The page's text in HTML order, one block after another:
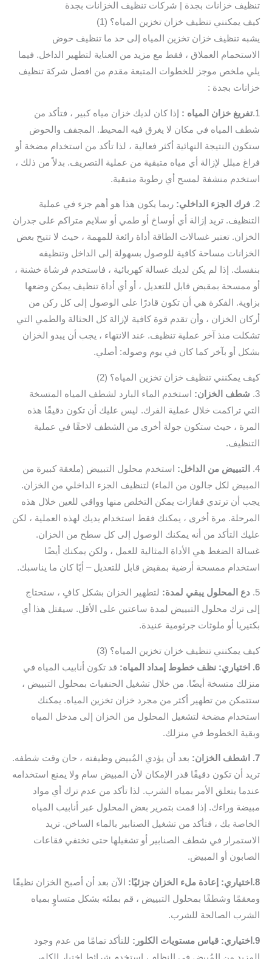
تنظيف خزانات بجدة | شركات تنظيف الخزانات بجدة
كيف يمكنني تنظيف خزان تخزين المياه؟ (1)
يشبه تنظيف خزان تخزين المياه إلى حد ما تنظيف حوض
الاستحمام العملاق ، فقط مع مزيد من العناية لتطهير الداخل. فيما
يلي ملخص موجز للخطوات المتبعة مقدم من افضل شركة تنظيف
خزانات بجدة :
1. تفريغ خزان المياه : إذا كان لديك خزان مياه كبير ، فتأكد من
شطف المياه في مكان لا يغرق فيه المحيط. المجفف والحوض
ستكون النتيجة النهائية أكثر فعالية ، لذا تأكد من استخدام مضخة أو
فراغ مبلل لإزالة أي مياه متبقية من عملية التصريف. بدلاً من ذلك ،
استخدم منشفة لمسح أي رطوبة متبقية.
2. فرك الجزء الداخلي: ربما يكون هذا هو أهم جزء في عملية
التنظيف. تريد إزالة أي أوساخ أو طمي أو سلايم متراكم على جدران
الخزان. تعتبر غسالات الطاقة أداة رائعة للمهمة ، حيث لا تتيح بعض
الخزانات مساحة كافية للوصول بسهولة إلى الداخل وتنظيفه
بنفسك. إذا لم يكن لديك غسالة كهربائية ، فاستخدم فرشاة خشنة ،
أو ممسحة بمقبض قابل للتعديل ، أو أي أداة تنظيف يمكن وضعها
بزاوية. الفكرة هي أن تكون قادرًا على الوصول إلى كل ركن من
أركان الخزان ، وأن تقدم قوة كافية لإزالة كل الحثالة والطمي التي
تشكلت منذ آخر عملية تنظيف. عند الانتهاء ، يجب أن يبدو الخزان
بشكل أو بآخر كما كان في يوم وصوله: أصلي.
كيف يمكنني تنظيف خزان تخزين المياه؟ (2)
3. شطف الخزان: استخدم الماء البارد لشطف المياه المتسخة
التي تراكمت خلال عملية الفرك. ليس عليك أن تكون دقيقًا هذه
المرة ، حيث ستكون جولة أخرى من الشطف لاحقًا في عملية
التنظيف.
4. التبييض من الداخل: استخدم محلول التبييض (ملعقة كبيرة من
المبيض لكل جالون من الماء) لتنظيف الجزء الداخلي من الخزان.
يجب أن ترتدي قفازات يمكن التخلص منها وواقي للعين خلال هذه
المرحلة. مرة أخرى ، يمكنك فقط استخدام يديك لهذه العملية ، لكن
عليك التأكد من أنه يمكنك الوصول إلى كل سطح من الخزان.
غسالة الضغط هي الأداة المثالية للعمل ، ولكن يمكنك أيضًا
استخدام ممسحة أرضية بمقبض قابل للتعديل – أيًا كان ما يناسبك.
5. دع المحلول يبقي لمدة: لتطهير الخزان بشكل كافٍ ، ستحتاج
إلى ترك محلول التبييض لمدة ساعتين على الأقل. سيقتل هذا أي
بكتيريا أو ملوثات جرثومية عنيدة.
كيف يمكنني تنظيف خزان تخزين المياه؟ (3)
6. اختياري: نظف خطوط إمداد المياه:
قد تكون أنابيب المياه في
منزلك متسخة أيضًا. من خلال تشغيل الحنفيات بمحلول التبييض ،
ستتمكن من تطهير أكثر من مجرد خزان تخزين المياه. يمكنك
استخدام مضخة لتشغيل المحلول من الخزان إلى مدخل المياه
وبقية الخطوط في منزلك.
7. اشطف الخزان:
بعد أن يؤدي المُبيض وظيفته ، حان وقت شطفه.
تريد أن تكون دقيقًا قدر الإمكان لأن المبيض سام ولا يمنع استخدامه
عندما يتعلق الأمر بمياه الشرب. لذا تأكد من عدم ترك أي مواد
مبيضة وراءك. إذا قمت بتمرير بعض المحلول عبر أنابيب المياه
الخاصة بك ، فتأكد من تشغيل الصنابير بالماء الساخن. تريد
الاستمرار في شطف الصنابير أو تشغيلها حتى تختفي فقاعات
الصابون أو المبيض.
8.اختياري: إعادة ملء الخزان جزئيًا:
الآن بعد أن أصبح الخزان نظيفًا
ومعقمًا وشطفًا بمحلول التبييض ، قم بملئه بشكل متساوٍ بمياه
الشرب الصالحة للشرب.
9.اختياري: قياس مستويات الكلور:
للتأكد تمامًا من عدم وجود
المزيد من المُبيض في النظام ، استخدم شرائط اختبار الكلور